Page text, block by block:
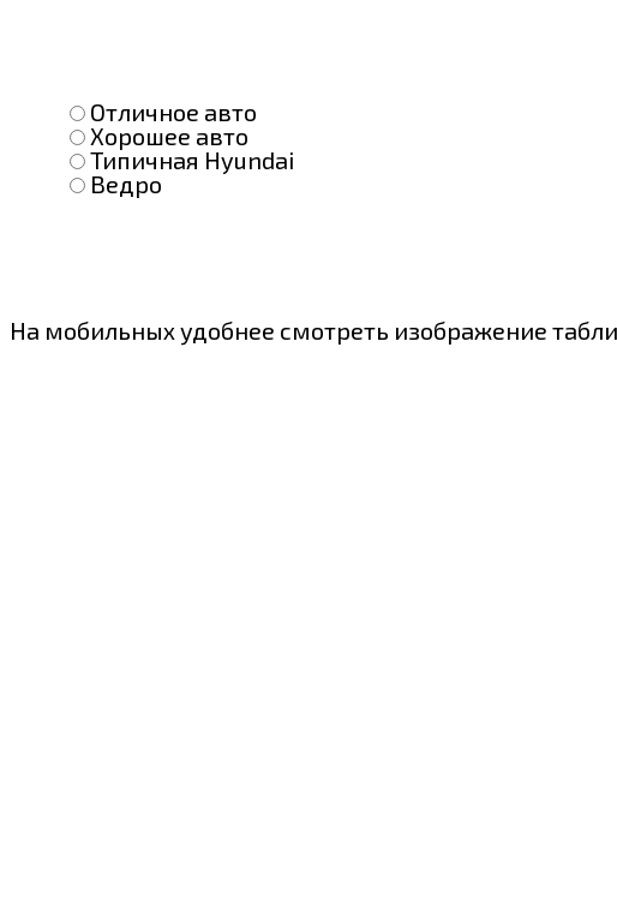
Отличное авто
Хорошее авто
Типичная Hyundai
Ведро
На мобильных удобнее смотреть изображение